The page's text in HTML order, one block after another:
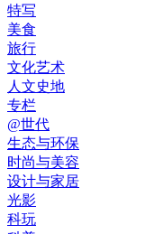
特写
美食
旅行
文化艺术
人文史地
专栏
@世代
生态与环保
时尚与美容
设计与家居
光影
科玩